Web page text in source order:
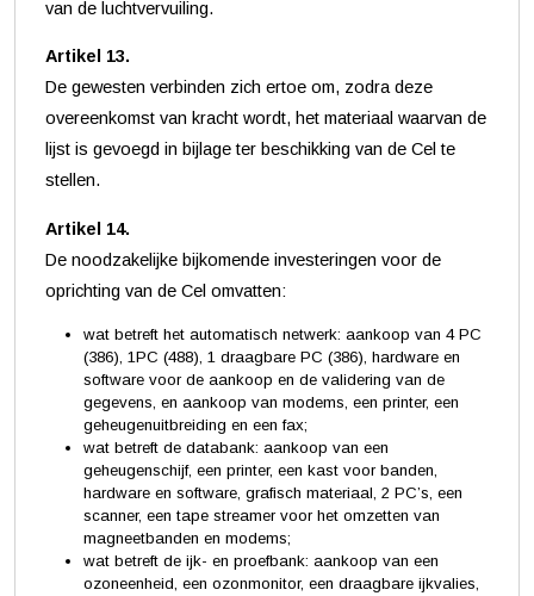
van de luchtvervuiling.
Artikel 13.
De gewesten verbinden zich ertoe om, zodra deze
overeenkomst van kracht wordt, het materiaal waarvan de
lijst is gevoegd in bijlage ter beschikking van de Cel te
stellen.
Artikel 14.
De noodzakelijke bijkomende investeringen voor de
oprichting van de Cel omvatten:
wat betreft het automatisch netwerk: aankoop van 4 PC
(386), 1PC (488), 1 draagbare PC (386), hardware en
software voor de aankoop en de validering van de
gegevens, en aankoop van modems, een printer, een
geheugenuitbreiding en een fax;
wat betreft de databank: aankoop van een
geheugenschijf, een printer, een kast voor banden,
hardware en software, grafisch materiaal, 2 PC’s, een
scanner, een tape streamer voor het omzetten van
magneetbanden en modems;
wat betreft de ijk- en proefbank: aankoop van een
ozoneenheid, een ozonmonitor, een draagbare ijkvalies,